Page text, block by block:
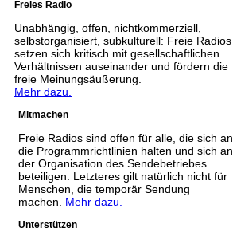
Freies Radio
Unabhängig, offen, nichtkommerziell,
selbstorganisiert, subkulturell: Freie Radios
setzen sich kritisch mit gesellschaftlichen
Verhältnissen auseinander und fördern die
freie Meinungsäußerung.
Mehr dazu.
Mitmachen
Freie Radios sind offen für alle, die sich an
die Programmrichtlinien halten und sich an
der Organisation des Sendebetriebes
beteiligen. Letzteres gilt natürlich nicht für
Menschen, die temporär Sendung
machen. Mehr dazu.
Unterstützen